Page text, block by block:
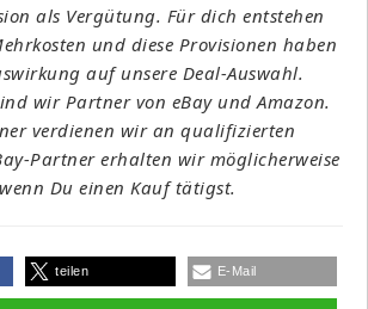
als Vergütung. Für dich entstehen
und diese Provisionen haben
auf unsere Deal-Auswahl.
wir Partner von eBay und Amazon.
verdienen wir an qualifizierten
Partner erhalten wir möglicherweise
Du einen Kauf tätigst.
teilen E-Mail